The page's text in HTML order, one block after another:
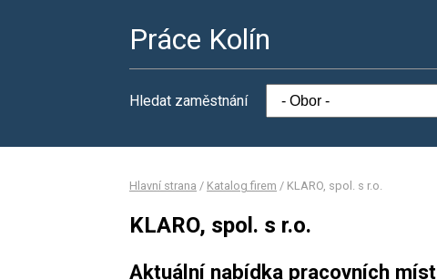
Práce Kolín
Hledat zaměstnání
Hlavní strana / Katalog firem / KLARO, spol. s r.o.
KLARO, spol. s r.o.
Aktuální nabídka pracovních míst